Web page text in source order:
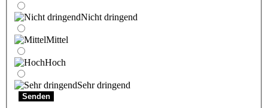
Nicht dringend
Mittel
Hoch
Sehr dringend
Senden